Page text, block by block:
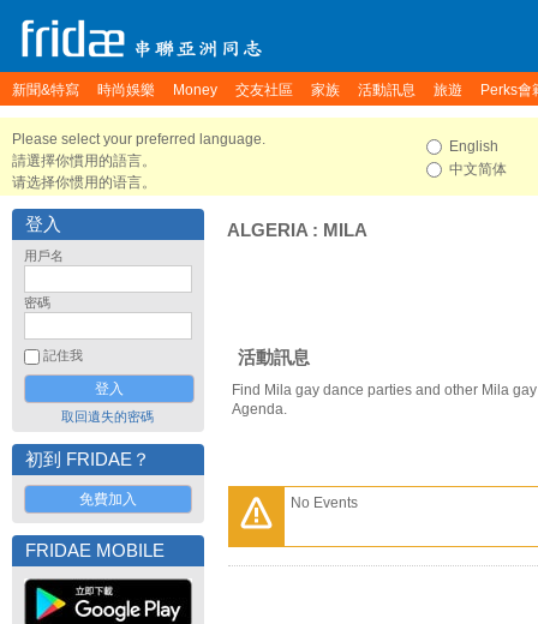
新聞&特寫 時尚娛樂 Money 交友社區 家族 活動訊息 旅遊 Perks會
Please select your preferred language.
請選擇你慣用的語言。
请选择你惯用的语言。
English
中文简体
登入
用戶名
密碼
記住我
取回遺失的密碼
初到 FRIDAE？
免費加入
FRIDAE MOBILE
ALGERIA : MILA
活動訊息
Find Mila gay dance parties and other Mila
Agenda.
No Events